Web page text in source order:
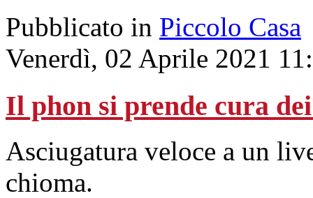
Pubblicato in Piccolo Casa
Venerdì, 02 Aprile 2021
Il phon si prende cura
Asciugatura veloce a un
chioma.